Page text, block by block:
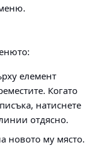
елемент
Когато
натиснете
отдясно.
новото му място.